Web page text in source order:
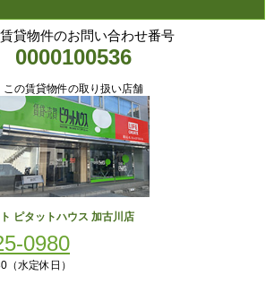
貸物件のお問い合わせ番号
0000100536
この賃貸物件の取り扱い店舗
ピタットハウス 加古川店
0980
水定休日）